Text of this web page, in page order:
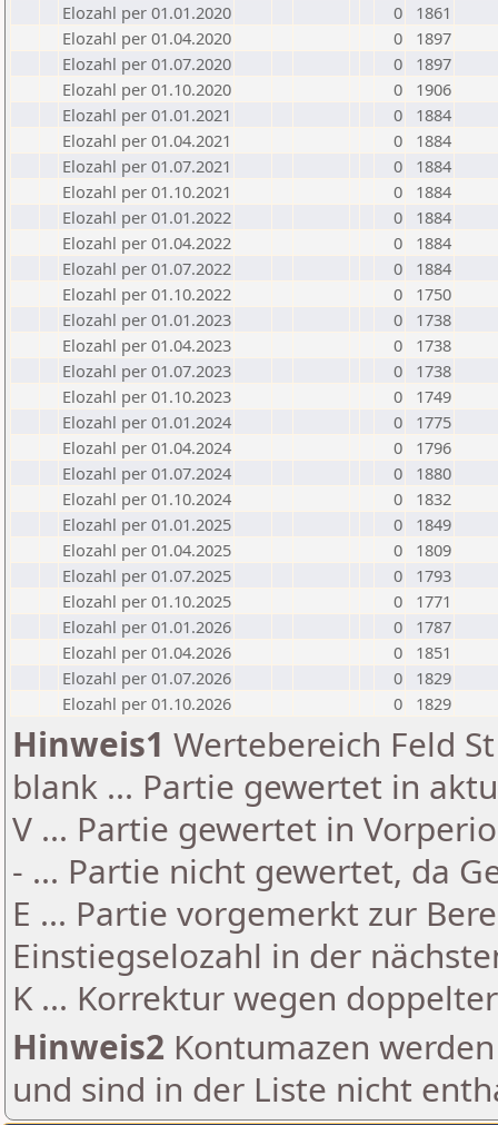
Elozahl per 01.01.2020
0
1861
Elozahl per 01.04.2020
0
1897
Elozahl per 01.07.2020
0
1897
Elozahl per 01.10.2020
0
1906
Elozahl per 01.01.2021
0
1884
Elozahl per 01.04.2021
0
1884
Elozahl per 01.07.2021
0
1884
Elozahl per 01.10.2021
0
1884
Elozahl per 01.01.2022
0
1884
Elozahl per 01.04.2022
0
1884
Elozahl per 01.07.2022
0
1884
Elozahl per 01.10.2022
0
1750
Elozahl per 01.01.2023
0
1738
Elozahl per 01.04.2023
0
1738
Elozahl per 01.07.2023
0
1738
Elozahl per 01.10.2023
0
1749
Elozahl per 01.01.2024
0
1775
Elozahl per 01.04.2024
0
1796
Elozahl per 01.07.2024
0
1880
Elozahl per 01.10.2024
0
1832
Elozahl per 01.01.2025
0
1849
Elozahl per 01.04.2025
0
1809
Elozahl per 01.07.2025
0
1793
Elozahl per 01.10.2025
0
1771
Elozahl per 01.01.2026
0
1787
Elozahl per 01.04.2026
0
1851
Elozahl per 01.07.2026
0
1829
Elozahl per 01.10.2026
0 1829
Hinweis1 Wertebereich Feld
blank ... Partie gewertet in
V ... Partie gewertet in
- ... Partie nicht gewertet, da
E ... Partie vorgemerkt zur
Einstiegselozahl in der
K ... Korrektur wegen
Hinweis2 Kontumazen
und sind in der Liste nicht